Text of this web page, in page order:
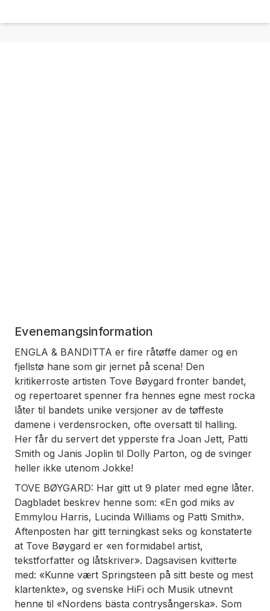
Evenemangsinformation
ENGLA & BANDITTA er fire råtøffe damer og en
fjellstø hane som gir jernet på scena! Den
kritikerroste artisten Tove Bøygard fronter bandet,
og repertoaret spenner fra hennes egne mest rocka
låter til bandets unike versjoner av de tøffeste
damene i verdensrocken, ofte oversatt til halling.
Her får du servert det ypperste fra Joan Jett, Patti
Smith og Janis Joplin til Dolly Parton, og de svinger
heller ikke utenom Jokke!
TOVE BØYGARD: Har gitt ut 9 plater med egne låter.
Dagbladet beskrev henne som: «En god miks av
Emmylou Harris, Lucinda Williams og Patti Smith».
Aftenposten har gitt terningkast seks og konstaterte
at Tove Bøygard er «en formidabel artist,
tekstforfatter og låtskriver». Dagsavisen kvitterte
med: «Kunne vært Springsteen på sitt beste og mest
klartenkte», og svenske HiFi och Musik utnevnt
henne til «Nordens bästa contrysångerska». Som